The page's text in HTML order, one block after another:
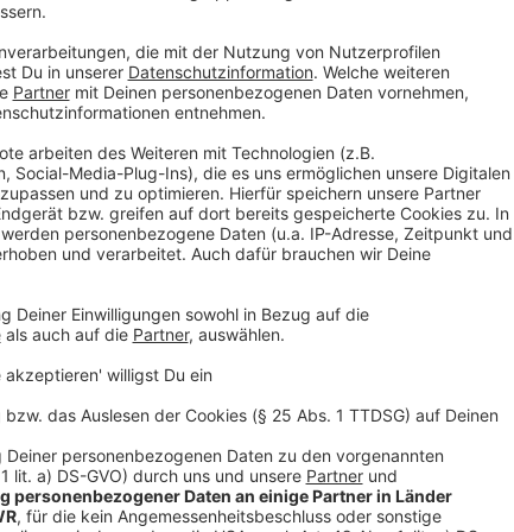
Die Themen: Liebe, Anmut, Träume und Wiedergeburt. Auf
Cyrus als Musikerin da angekommen zu sein, wo sie immer
Hannah Montana musste die Patentochter von Dolly Parton
Sängerin ernst genommen zu werden. Teils versuchte sie
auf sich aufmerksam zu machen. Heute wirkt Cyrus so
zuvor.
In einem Kurzfilm zum Album, der in ausgewählten Kinos
sehen sein soll, visualisiert sie ihre Tracks. Mode spielt
ihr ganzes Film-Budget sei für die Outfits draufgegangen,
US-Talkmaster Jimmy Kimmel.
Anzeige
In einem anderen Interview verriet die Sängerin, wieso sie so
habe einen Polypen auf dem Stimmband, sagte sie Zane
meiner Anatomie. Er hat mir viel von dem Ton und der Textur